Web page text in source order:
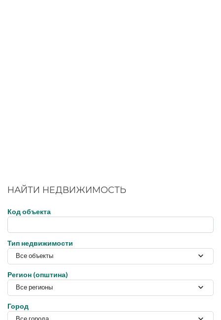
НАЙТИ НЕДВИЖИМОСТЬ
Код объекта
Тип недвижимости
Все объекты
Регион (општина)
Все регионы
Город